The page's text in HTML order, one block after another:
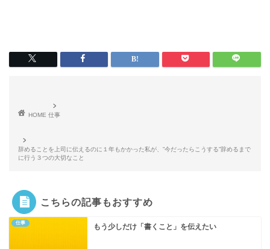
HOME 仕事
辞めることを上司に伝えるのに１年もかかった私が、”今だったらこうする”辞めるまで
に行う３つの大切なこと
こちらの記事もおすすめ
仕事 もう少しだけ「書くこと」を伝えたい